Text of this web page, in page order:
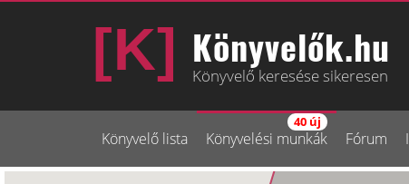
Könyvelők.hu
Könyvelő keresése sikeresen
Könyvelő lista Könyvelési munkák
40 új
Fórum